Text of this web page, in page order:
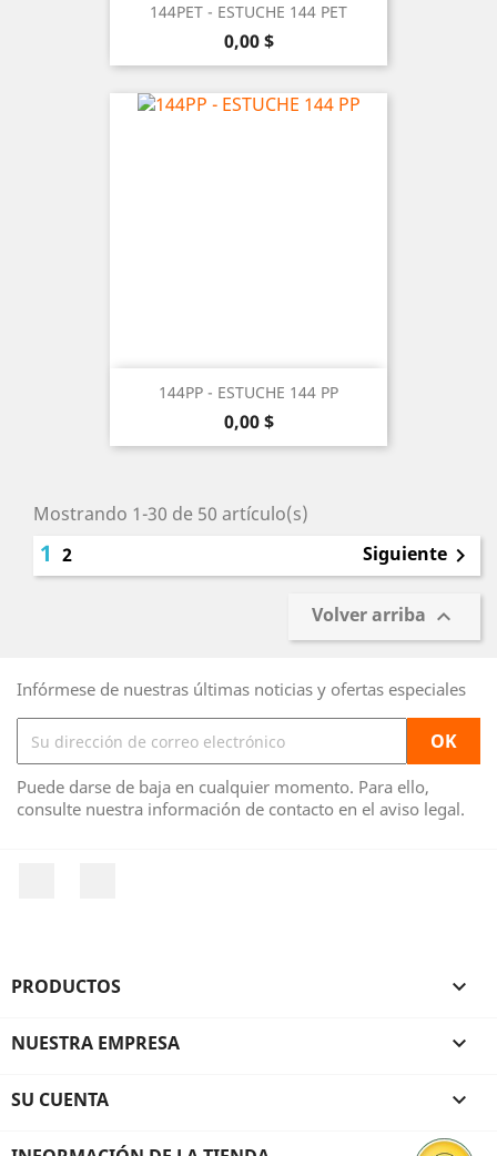
144PET - ESTUCHE 144 PET
Precio
0,00 $
144PP - ESTUCHE 144 PP
Precio
0,00 $
Mostrando 1-30 de 50 artículo(s)
1 2 Siguiente 
Volver arriba 
Infórmese de nuestras últimas noticias y ofertas especiales
Puede darse de baja en cualquier momento. Para ello,
consulte nuestra información de contacto en el aviso legal.
PRODUCTOS 
NUESTRA EMPRESA 
SU CUENTA 